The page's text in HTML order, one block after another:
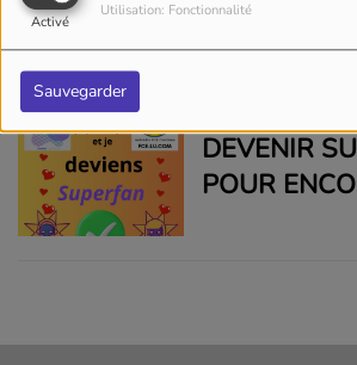
Activé
Utilisation: Fonctionnalité
Sauvegarder
DEVENIR
POUR